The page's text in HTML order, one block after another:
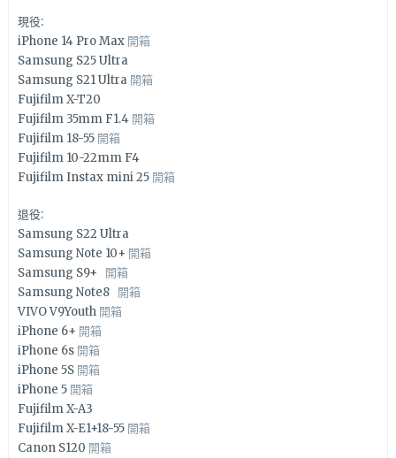
現役:
iPhone 14 Pro Max 開箱
Samsung S25 Ultra
Samsung S21 Ultra 開箱
Fujifilm X-T20
Fujifilm 35mm F1.4 開箱
Fujifilm 18-55 開箱
Fujifilm 10-22mm F4
Fujifilm Instax mini 25 開箱
退役:
Samsung S22 Ultra
Samsung Note 10+ 開箱
Samsung S9+ 開箱
Samsung Note8 開箱
VIVO V9Youth 開箱
iPhone 6+ 開箱
iPhone 6s 開箱
iPhone 5S 開箱
iPhone 5 開箱
Fujifilm X-A3
Fujifilm X-E1+18-55 開箱
Canon S120 開箱